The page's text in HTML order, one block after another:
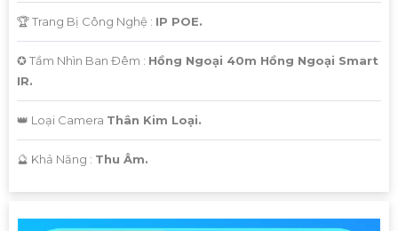
🏆 Trang Bị Công Nghệ : IP POE.
✪ Tầm Nhìn Ban Đêm : Hồng Ngoại 40m Hồng Ngoại Smart
IR.
👑 Loại Camera Thân Kim Loại.
️🔮 Khả Năng : Thu Âm.